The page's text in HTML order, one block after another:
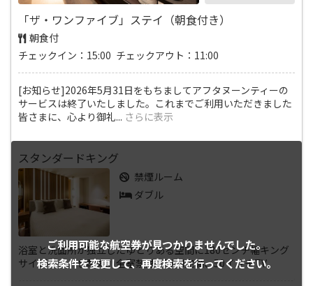
「ザ・ワンファイブ」ステイ（朝食付き）
朝食付
チェックイン：15:00 チェックアウト：11:00
[お知らせ]2026年5月31日をもちましてアフタヌーンティーの
サービスは終了いたしました。これまでご利用いただきました
皆さまに、心より御礼... さらに表示
ご利用可能な航空券が見つかりませんでした。
検索条件を変更して、再度検索を行ってください。
スタンダードキング
禁煙ルーム
ダブル
浴室と洗面所が独立したゆとりある空間に180センチ幅キング
サイズベッドを配置。全室禁煙、WIFI完備、50インチTV